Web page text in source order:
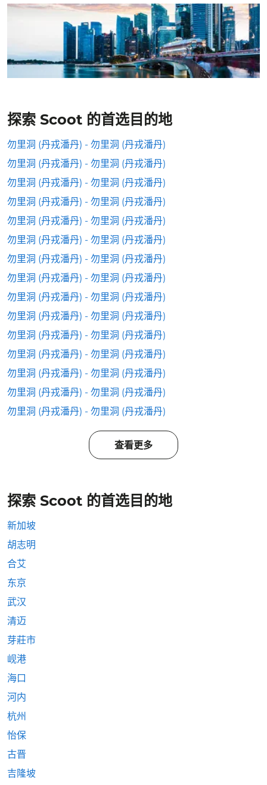
探索 Scoot 的首选目的地
勿里洞 (丹戎潘丹) - 勿里洞 (丹戎潘丹)
勿里洞 (丹戎潘丹) - 勿里洞 (丹戎潘丹)
勿里洞 (丹戎潘丹) - 勿里洞 (丹戎潘丹)
勿里洞 (丹戎潘丹) - 勿里洞 (丹戎潘丹)
勿里洞 (丹戎潘丹) - 勿里洞 (丹戎潘丹)
勿里洞 (丹戎潘丹) - 勿里洞 (丹戎潘丹)
勿里洞 (丹戎潘丹) - 勿里洞 (丹戎潘丹)
勿里洞 (丹戎潘丹) - 勿里洞 (丹戎潘丹)
勿里洞 (丹戎潘丹) - 勿里洞 (丹戎潘丹)
勿里洞 (丹戎潘丹) - 勿里洞 (丹戎潘丹)
勿里洞 (丹戎潘丹) - 勿里洞 (丹戎潘丹)
勿里洞 (丹戎潘丹) - 勿里洞 (丹戎潘丹)
勿里洞 (丹戎潘丹) - 勿里洞 (丹戎潘丹)
勿里洞 (丹戎潘丹) - 勿里洞 (丹戎潘丹)
勿里洞 (丹戎潘丹) - 勿里洞 (丹戎潘丹)
查看更多
探索 Scoot 的首选目的地
新加坡
胡志明
合艾
东京
武汉
清迈
芽莊市
岘港
海口
河内
杭州
怡保
古晋
吉隆坡